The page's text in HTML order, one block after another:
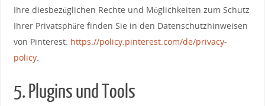
Ihre diesbezüglichen Rechte und Möglichkeiten zum Schutz
Ihrer Privatsphäre finden Sie in den Datenschutzhinweisen
von Pinterest: https://policy.pinterest.com/de/privacy-
policy.
5. Plugins und Tools